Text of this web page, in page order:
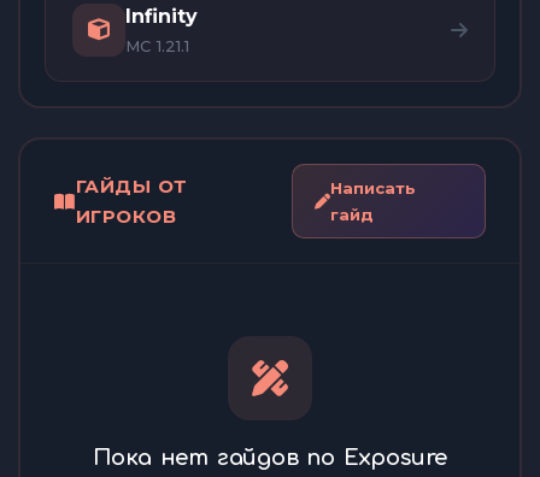
Infinity
MC 1.21.1
ГАЙДЫ ОТ
ИГРОКОВ
Написать
гайд
Пока нет гайдов по Exposure